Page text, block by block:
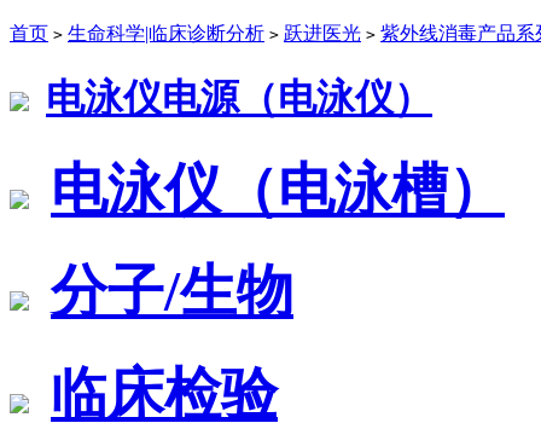
首页 > 生命科学|临床诊断分析 > 跃进医光 > 紫外线消毒产品系
电泳仪电源（电泳仪）
电泳仪（电泳槽）
分子/生物
临床检验